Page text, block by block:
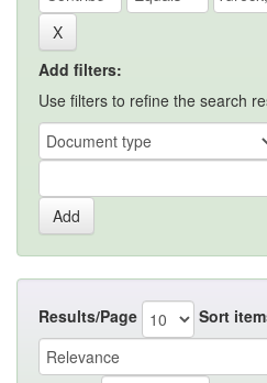
Add filters:
Use filters to refine the search
Results/Page Sort